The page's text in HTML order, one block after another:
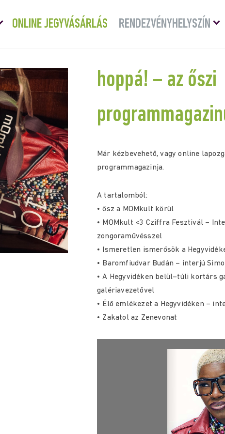
Menü
lenyitása
ONLINE JEGYVÁSÁRLÁS RENDEZVÉNYHELYSZÍN
hoppá! – az őszi
Már kézbevehető, vagy online
programmagazinja.
A tartalomból:
• ősz a MOMkult körül
• MOMkult <3 Cziffra Fesztivál –
zongoraművésszel
• Ismeretlen ismerősök a
• Baromfiudvar Budán – interjú
• A Hegyvidéken belül–túli kortárs
galériavezetővel
• Élő emlékezet a Hegyvidéken –
• Zakatol az Zenevonat